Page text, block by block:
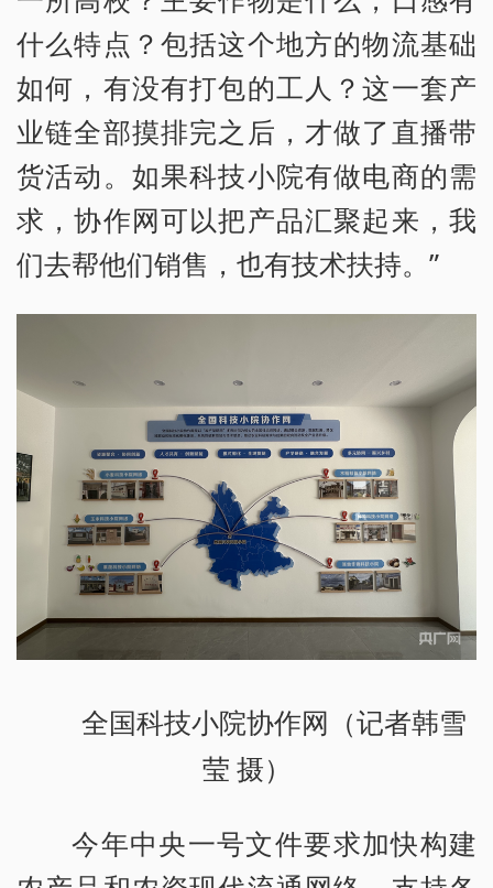
什么特点？包括这个地方的物流基础
如何，有没有打包的工人？这一套产
业链全部摸排完之后，才做了直播带
货活动。如果科技小院有做电商的需
求，协作网可以把产品汇聚起来，我
们去帮他们销售，也有技术扶持。”
全国科技小院协作网（记者韩雪
莹 摄）
今年中央一号文件要求加快构建